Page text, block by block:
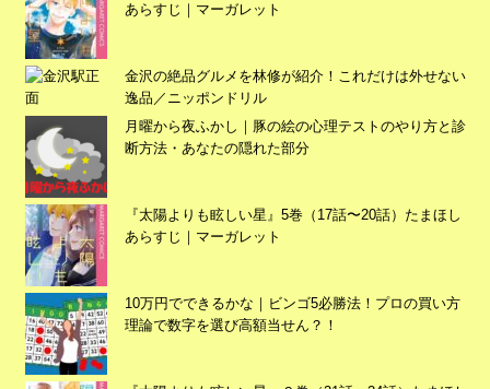
あらすじ｜マーガレット
金沢の絶品グルメを林修が紹介！これだけは外せない
逸品／ニッポンドリル
月曜から夜ふかし｜豚の絵の心理テストのやり方と診
断方法・あなたの隠れた部分
『太陽よりも眩しい星』5巻（17話〜20話）たまほし
あらすじ｜マーガレット
10万円でできるかな｜ビンゴ5必勝法！プロの買い方
理論で数字を選び高額当せん？！